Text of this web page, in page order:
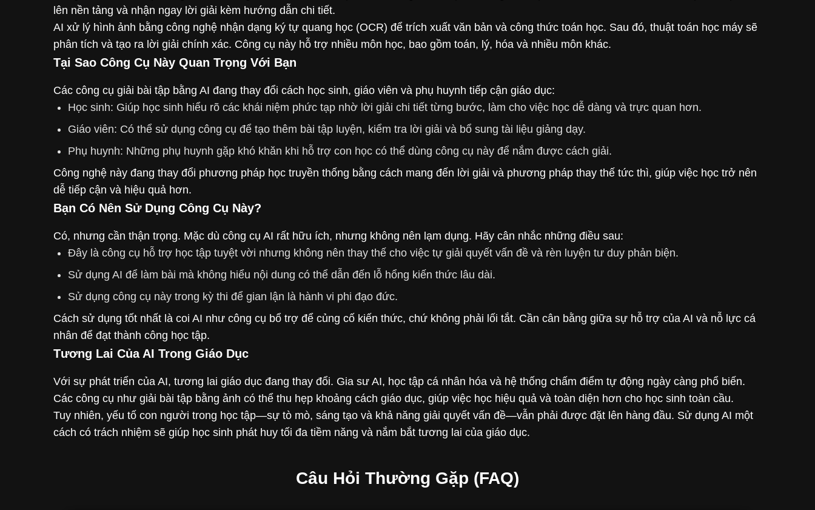
lên nền tảng và nhận ngay lời giải kèm hướng dẫn chi tiết.
AI xử lý hình ảnh bằng công nghệ nhận dạng ký tự quang học (OCR) để trích xuất văn bản và công thức toán học. Sau đó, thuật toán học máy sẽ
phân tích và tạo ra lời giải chính xác. Công cụ này hỗ trợ nhiều môn học, bao gồm toán, lý, hóa và nhiều môn khác.
Tại Sao Công Cụ Này Quan Trọng Với Bạn
Các công cụ giải bài tập bằng AI đang thay đổi cách học sinh, giáo viên và phụ huynh tiếp cận giáo dục:
Học sinh: Giúp học sinh hiểu rõ các khái niệm phức tạp nhờ lời giải chi tiết từng bước, làm cho việc học dễ dàng và trực quan hơn.
Giáo viên: Có thể sử dụng công cụ để tạo thêm bài tập luyện, kiểm tra lời giải và bổ sung tài liệu giảng dạy.
Phụ huynh: Những phụ huynh gặp khó khăn khi hỗ trợ con học có thể dùng công cụ này để nắm được cách giải.
Công nghệ này đang thay đổi phương pháp học truyền thống bằng cách mang đến lời giải và phương pháp thay thế tức thì, giúp việc học trở nên
dễ tiếp cận và hiệu quả hơn.
Bạn Có Nên Sử Dụng Công Cụ Này?
Có, nhưng cần thận trọng. Mặc dù công cụ AI rất hữu ích, nhưng không nên lạm dụng. Hãy cân nhắc những điều sau:
Đây là công cụ hỗ trợ học tập tuyệt vời nhưng không nên thay thế cho việc tự giải quyết vấn đề và rèn luyện tư duy phản biện.
Sử dụng AI để làm bài mà không hiểu nội dung có thể dẫn đến lỗ hổng kiến thức lâu dài.
Sử dụng công cụ này trong kỳ thi để gian lận là hành vi phi đạo đức.
Cách sử dụng tốt nhất là coi AI như công cụ bổ trợ để củng cố kiến thức, chứ không phải lối tắt. Cần cân bằng giữa sự hỗ trợ của AI và nỗ lực cá
nhân để đạt thành công học tập.
Tương Lai Của AI Trong Giáo Dục
Với sự phát triển của AI, tương lai giáo dục đang thay đổi. Gia sư AI, học tập cá nhân hóa và hệ thống chấm điểm tự động ngày càng phổ biến.
Các công cụ như giải bài tập bằng ảnh có thể thu hẹp khoảng cách giáo dục, giúp việc học hiệu quả và toàn diện hơn cho học sinh toàn cầu.
Tuy nhiên, yếu tố con người trong học tập—sự tò mò, sáng tạo và khả năng giải quyết vấn đề—vẫn phải được đặt lên hàng đầu. Sử dụng AI một
cách có trách nhiệm sẽ giúp học sinh phát huy tối đa tiềm năng và nắm bắt tương lai của giáo dục.
Câu Hỏi Thường Gặp (FAQ)